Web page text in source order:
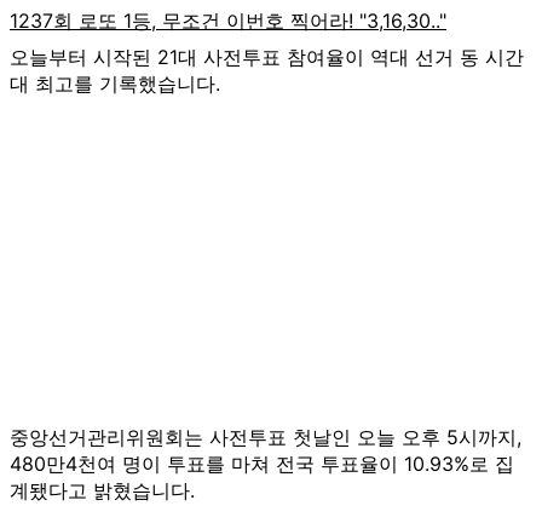
오늘부터 시작된 21대 사전투표 참여율이 역대 선거 동 시간
대 최고를 기록했습니다.
중앙선거관리위원회는 사전투표 첫날인 오늘 오후 5시까지,
480만4천여 명이 투표를 마쳐 전국 투표율이 10.93%로 집
계됐다고 밝혔습니다.